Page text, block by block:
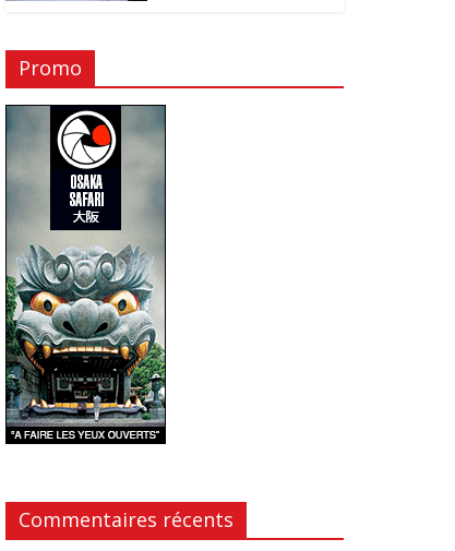
Promo
Commentaires récents